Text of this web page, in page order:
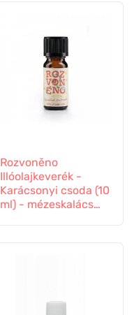
Rozvoněno
Illóolajkeverék -
Karácsonyi csoda (10
ml) - mézeskalács